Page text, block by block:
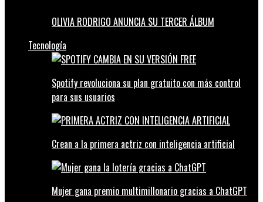
OLIVIA RODRIGO ANUNCIA SU TERCER ÁLBUM
Tecnología
Spotify revoluciona su plan gratuito con más control
para sus usuarios
Crean a la primera actriz con inteligencia artificial
Mujer gana premio multimillonario gracias a ChatGPT